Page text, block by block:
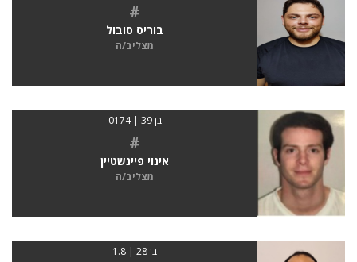
#
בוריס סובול
מצליב/ה
בן 39 | 0174
#
אינוי פיינשטיין
מצליב/ה
בן 28 | 1.8